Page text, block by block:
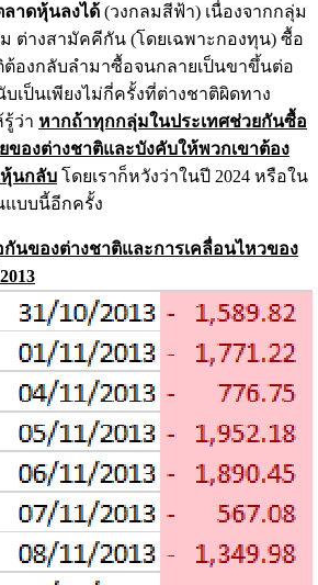
ลาดหุ้นลงได้ (วงกลมสีฟ้า) เนื่องจากกลุ่ม
ต่างสามัคคีกัน (โดยเฉพาะกองทุน) ซื้อ
องกลับลำมาซื้อจนกลายเป็นขาขึ้นต่อ
เป็นเพียงไม่กี่ครั้งที่ต่างชาติผิดทาง
ว่า หากถ้าทุกกลุ่มในประเทศช่วยกันซื้อ
ของต่างชาติและบังคับให้พวกเขาต้อง
หุ้นกลับ โดยเราก็หวังว่าในปี 2024 หรือใน
แบบนี้อีกครั้ง
นของต่างชาติและการเคลื่อนไหวของ